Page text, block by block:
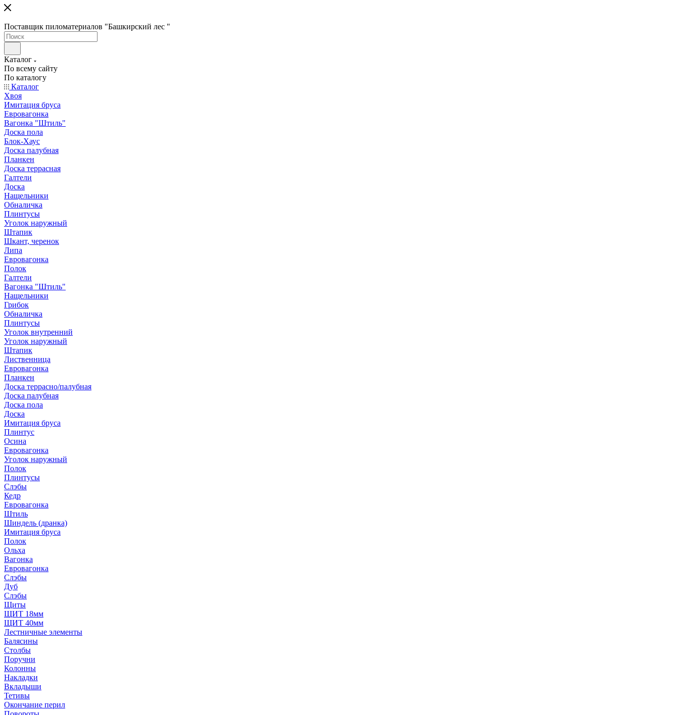
Поставщик пиломатериалов "Башкирский лес "
Каталог
По всему сайту
По каталогу
Каталог
Хвоя
Имитация бруса
Евровагонка
Вагонка "Штиль"
Доска пола
Блок-Хаус
Доска палубная
Планкен
Доска террасная
Галтели
Доска
Нащельники
Обналичка
Плинтусы
Уголок наружный
Штапик
Шкант, черенок
Липа
Евровагонка
Полок
Галтели
Вагонка "Штиль"
Нащельники
Грибок
Обналичка
Плинтусы
Уголок внутренний
Уголок наружный
Штапик
Лиственница
Евровагонка
Планкен
Доска террасно/палубная
Доска палубная
Доска пола
Доска
Имитация бруса
Плинтус
Осина
Евровагонка
Уголок наружный
Полок
Плинтусы
Слэбы
Кедр
Евровагонка
Штиль
Шиндель (дранка)
Имитация бруса
Полок
Ольха
Вагонка
Евровагонка
Слэбы
Дуб
Слэбы
Щиты
ЩИТ 18мм
ЩИТ 40мм
Лестничные элементы
Балясины
Столбы
Поручни
Колонны
Накладки
Вкладыши
Тетивы
Окончание перил